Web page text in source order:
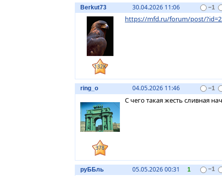
Berkut73 30.04.2026 11:06 −1
132K
https://mfd.ru/forum/post/
ring_o 04.05.2026 11:46 −1
378
С чего такая жесть сливная
руББль 05.05.2026 00:31 1 −1